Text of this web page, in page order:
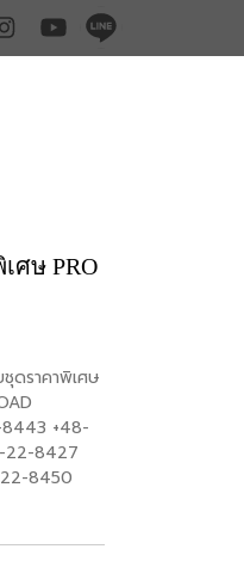
ศษ PRO
ดราคาพิเศษ
+48-
22-8427
8450